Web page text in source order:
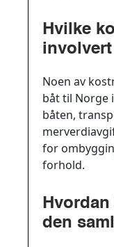
Hvilke
Noen av
båt til Norge
båten,
for
forhold.
den